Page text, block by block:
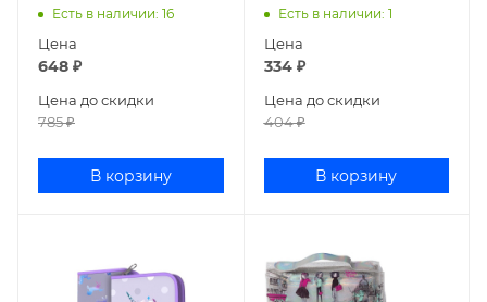
силикон розовый
Есть в наличии: 16
Цена
648 ₽
Цена до скидки
785₽
В корзину
Есть в наличии: 1
Цена
334₽
Цена до скидки
404₽
В корзину